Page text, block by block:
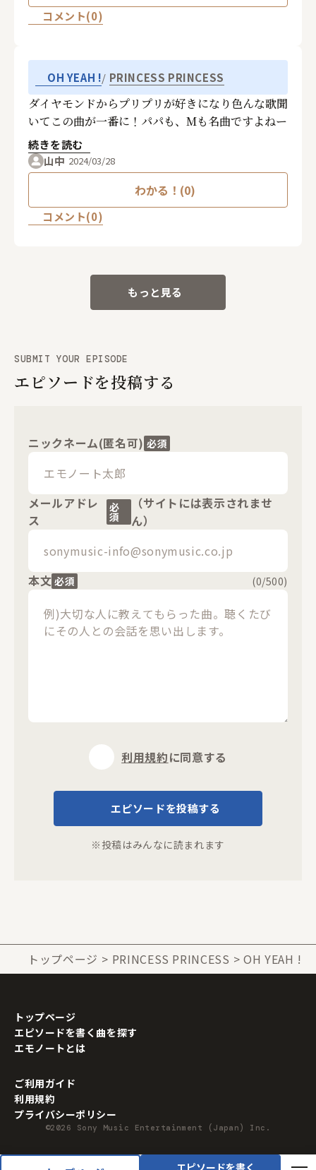
エピソードを書く
ます。無邪気で無敵だった中学生の頃に戻りた
い…。
コメント(0)
OH YEAH ! PRINCESS PRINCESS
ダイヤモンドからプリプリが好きになり色んな歌聞
いてこの曲が一番に！パパも、Mも名曲ですよねー
続きを読む
山中 2024/03/28
わかる！(0)
コメント(0)
もっと見る
SUBMIT YOUR EPISODE
エピソードを投稿する
ニックネーム(匿名可) 必須
メールアドレ
ス
必
須
（サイトには表示されませ
ん）
本文 必須 (0/500)
利用規約に同意する
エピソードを投稿する
※投稿はみんなに読まれます
トップページ PRINCESS PRINCESS OH YEAH !
トップページ
エピソードを書く曲を探す
エモノートとは
ご利用ガイド
利用規約
プライバシーポリシー
©2026 Sony Music Entertainment (Japan) Inc.